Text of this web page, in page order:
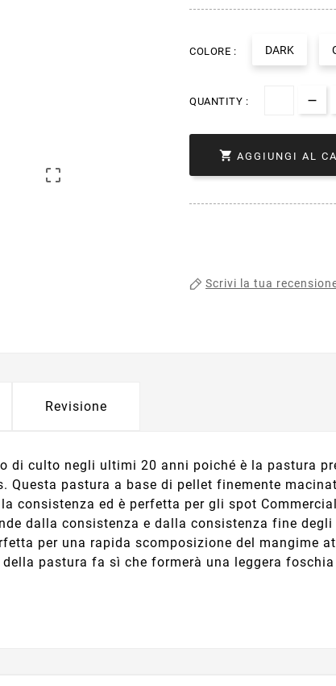

COLORE : DARK
QUANTITY :
 AGGIUNGI AL
Scrivi la tua
Revisione
di culto negli ultimi 20 anni poiché è la pastura
Questa pastura a base di pellet finemente
consistenza ed è perfetta per gli spot
dalla consistenza e dalla consistenza fine
per una rapida scomposizione del mangime
pastura fa sì che formerà una leggera